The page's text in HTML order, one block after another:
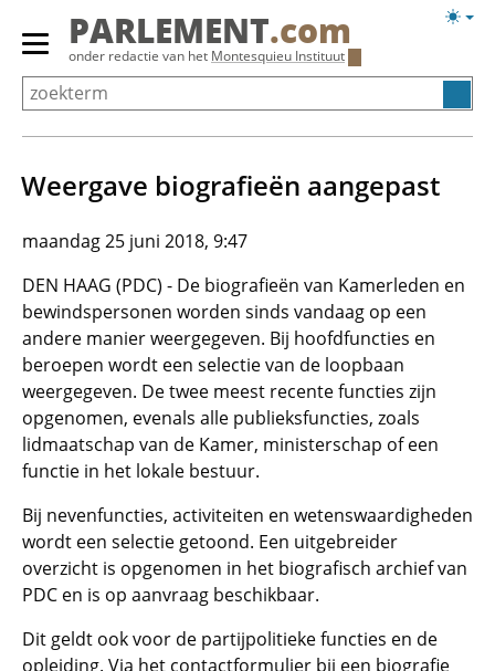
Overslaan
Primair
menu
tonen/verbergen
PARLEMENT.com
onder redactie van het Montesquieu Instituut
Weergave biografieën aangepast
maandag 25 juni 2018, 9:47
DEN HAAG (PDC) - De biografieën van Kamerleden en
bewindspersonen worden sinds vandaag op een
andere manier weergegeven. Bij hoofdfuncties en
beroepen wordt een selectie van de loopbaan
weergegeven. De twee meest recente functies zijn
opgenomen, evenals alle publieksfuncties, zoals
lidmaatschap van de Kamer, ministerschap of een
functie in het lokale bestuur.
Bij nevenfuncties, activiteiten en wetenswaardigheden
wordt een selectie getoond. Een uitgebreider
overzicht is opgenomen in het biografisch archief van
PDC en is op aanvraag beschikbaar.
Dit geldt ook voor de partijpolitieke functies en de
opleiding. Via het contactformulier bij een biografie